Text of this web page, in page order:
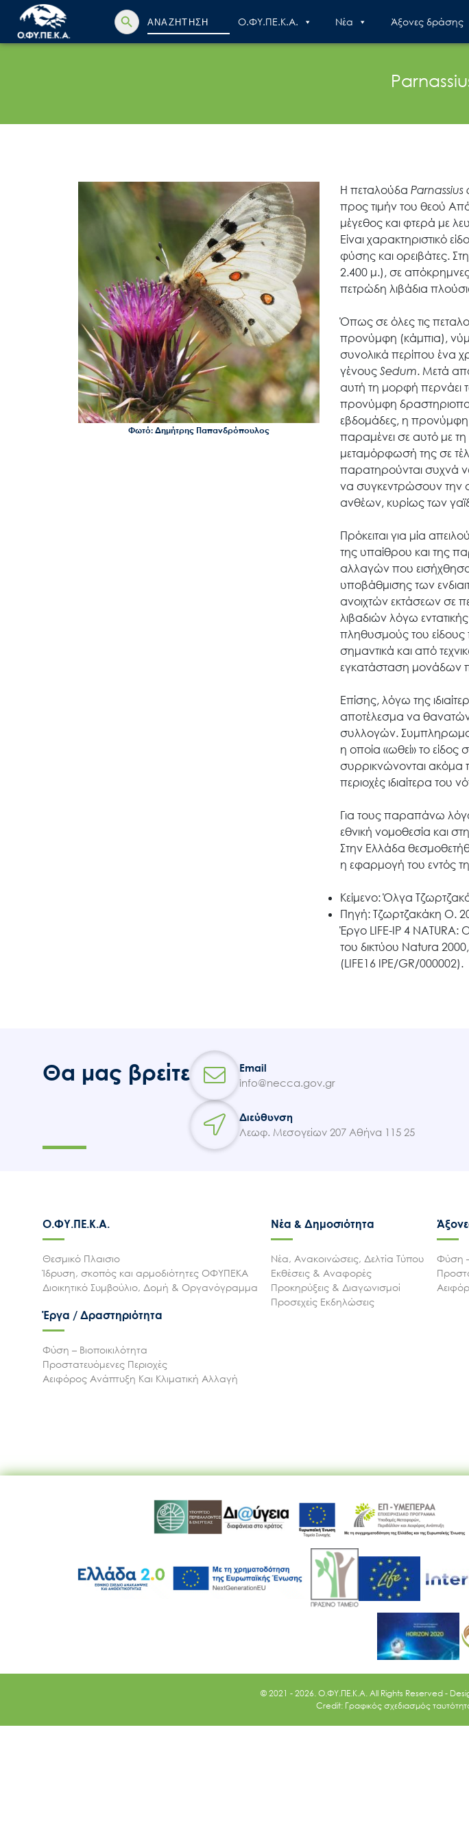
Search
for:
Search Button
Ο.ΦΥ.ΠΕ.Κ.Α. Nέα Άξονες δράσης
Search
for:
Νέα –
Άξονες
Φωτό: Δημήτρης Παπανδρόπουλος
Η πεταλούδα Parnassius
προς τιμήν του θεού
μέγεθος και φτερά με
Είναι χαρακτηριστικό
φύσης και ορειβάτες.
2.400 μ.), σε
πετρώδη λιβάδια
Όπως σε όλες τις
προνύμφη (κάμπια),
συνολικά περίπου ένα
γένους Sedum. Μετά
αυτή τη μορφή περνάει
προνύμφη
εβδομάδες, η προνύμφη
παραμένει σε αυτό με
μεταμόρφωσή της σε
παρατηρούνται συχνά
να συγκεντρώσουν την
ανθέων, κυρίως των
Πρόκειται για μία
της υπαίθρου και της
αλλαγών που
υποβάθμισης των
ανοιχτών εκτάσεων σε
λιβαδιών λόγω
πληθυσμούς του είδους
σημαντικά και από
εγκατάσταση μονάδων
Επίσης, λόγω της
αποτέλεσμα να
συλλογών.
η οποία «ωθεί» το
συρρικνώνονται ακόμα
περιοχές ιδιαίτερα του
Για τους παραπάνω
εθνική νομοθεσία και
Στην Ελλάδα
η εφαρμογή του εντός
Κείμενο: Όλγα
Πηγή: Τζωρτζακάκη Ο.
Έργο LIFE-IP 4 NATURA:
του δικτύου Natura
(LIFE16 IPE/GR/000002).
Θα μας βρείτε
Email
info@necca.gov.gr
Διεύθυνση
Λεωφ. Μεσογείων 207 Αθήνα 115 25
Ο.ΦΥ.ΠΕ.Κ.Α.
Θεσμικό Πλαισιο
Ίδρυση, σκοπός και αρμοδιότητες ΟΦΥΠΕΚΑ
Διοικητικό Συμβούλιο, Δομή & Οργανόγραμμα
Νέα & Δημοσιότητα
Νέα, Ανακοινώσεις, Δελτία Τύπου
Εκθέσεις & Αναφορές
Προκηρύξεις & Διαγωνισμοί
Προσεχείς Εκδηλώσεις
Φύση –
Έργα / Δραστηριότητα
Φύση – Βιοποικιλότητα
Προστατευόμενες Περιοχές
Αειφόρος Ανάπτυξη Και Κλιματική Αλλαγή
© 2021 - 2026. O.ΦΥ.ΠΕ.Κ.Α. All Rights Reserved -
Credit: Γραφικός σχεδιασμός